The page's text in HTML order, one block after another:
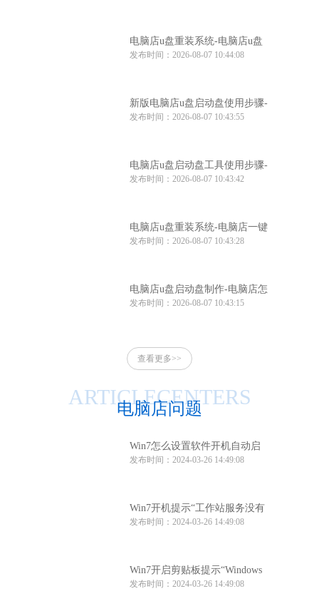
电脑店u盘重装系统-电脑店u盘
重装系统步骤
发布时间：2026-08-07 10:44:08
新版电脑店u盘启动盘使用步骤-
电脑店u盘启动教程
发布时间：2026-08-07 10:43:55
电脑店u盘启动盘工具使用步骤-
电脑店u盘启动盘制作工具
发布时间：2026-08-07 10:43:42
电脑店u盘重装系统-电脑店一键
u盘重装系统
发布时间：2026-08-07 10:43:28
电脑店u盘启动盘制作-电脑店怎
么制作u盘启动盘
发布时间：2026-08-07 10:43:15
查看更多>>
电脑店问题
ARTICLECENTERS
Win7怎么设置软件开机自动启
动？Win7软件开机自动启动设
发布时间：2024-03-26 14:49:08
Win7开机提示“工作站服务没有
启动”怎么办？
发布时间：2024-03-26 14:49:08
Win7开启剪贴板提示“Windows
找不到clipbrd.exe文件”怎么办
发布时间：2024-03-26 14:49:08